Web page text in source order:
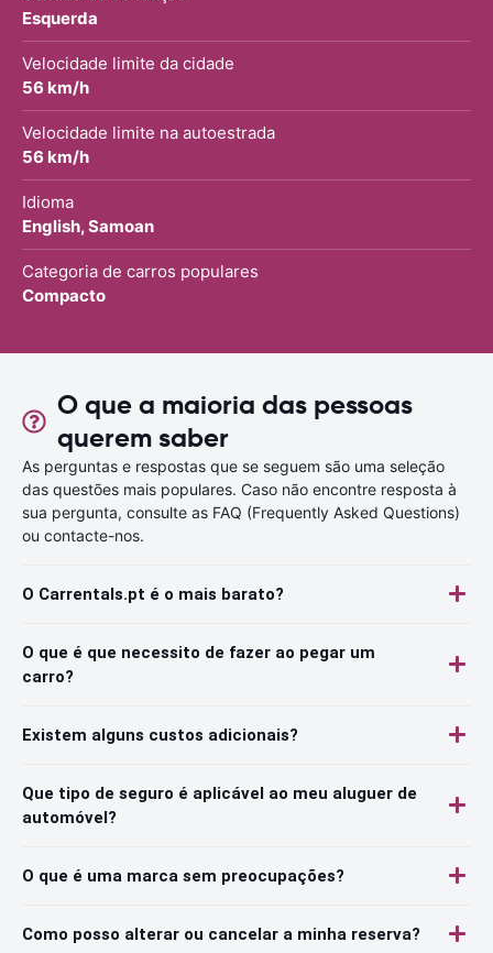
Esquerda
Velocidade limite da cidade
56 km/h
Velocidade limite na autoestrada
56 km/h
Idioma
English, Samoan
Categoria de carros populares
Compacto
O que a maioria das pessoas
querem saber
As perguntas e respostas que se seguem são uma seleção
das questões mais populares. Caso não encontre resposta à
sua pergunta, consulte as FAQ (Frequently Asked Questions)
ou contacte-nos.
O Carrentals.pt é o mais barato?
O que é que necessito de fazer ao pegar um
carro?
Existem alguns custos adicionais?
Que tipo de seguro é aplicável ao meu aluguer de
automóvel?
O que é uma marca sem preocupações?
Como posso alterar ou cancelar a minha reserva?